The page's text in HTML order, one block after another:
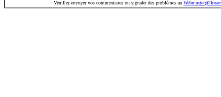
Veuillez envoyer vos commentaires ou signaler des problèmes au